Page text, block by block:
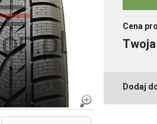
Cena
Dodaj